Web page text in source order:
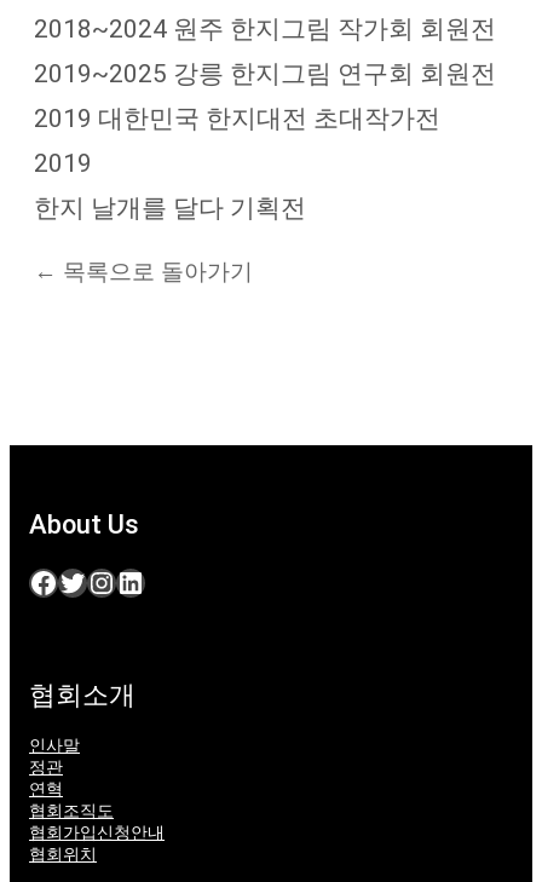
2018~2024 원주 한지그림 작가회 회원전
2019~2025 강릉 한지그림 연구회 회원전
2019 대한민국 한지대전 초대작가전
2019
한지 날개를 달다 기획전
← 목록으로 돌아가기
About Us
Facebook Twitter InstagramLinkedIn
협회소개
인사말
정관
연혁
협회조직도
협회가입신청안내
협회위치